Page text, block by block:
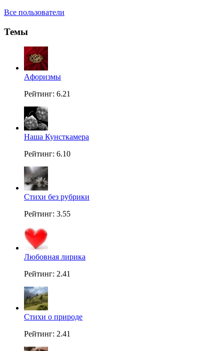
Все пользователи
Темы
Aфоризмы
Рейтинг: 6.21
Наша Кунсткамера
Рейтинг: 6.10
Стихи без рубрики
Рейтинг: 3.55
Любовная лирика
Рейтинг: 2.41
Стихи о природе
Рейтинг: 2.41